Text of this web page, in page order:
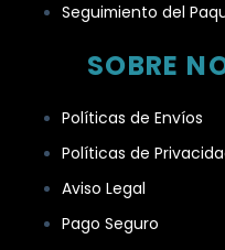
Seguimiento del
SOBRE
Políticas de Envíos
Políticas de
Aviso Legal
Pago Seguro